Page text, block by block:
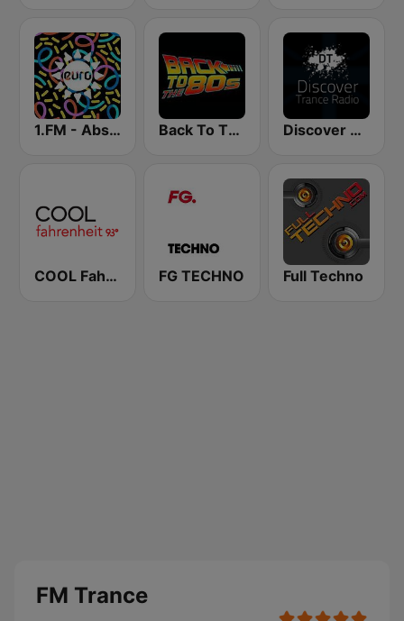
1.FM - Absolute Trance Back To The 80's Radio Discover Trance Radio
COOL Fahrenheit 93 FM FG TECHNO Full Techno
FM Trance